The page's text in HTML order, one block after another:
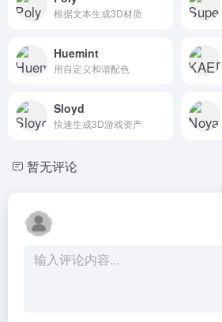
根据文本生成3D材质
Huemint
用自定义和谐配色
Sloyd
快速生成3D游戏资产
暂无评论